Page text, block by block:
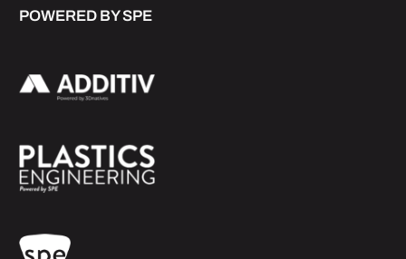
POWERED BY SPE